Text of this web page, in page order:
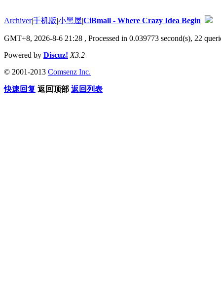
Archiver|手机版|小黑屋|CiBmall - Where Crazy Idea Begin
GMT+8, 2026-8-6 21:28 , Processed in 0.039773 second(s), 22
Powered by Discuz! X3.2
© 2001-2013 Comsenz Inc.
快速回复 返回顶部 返回列表